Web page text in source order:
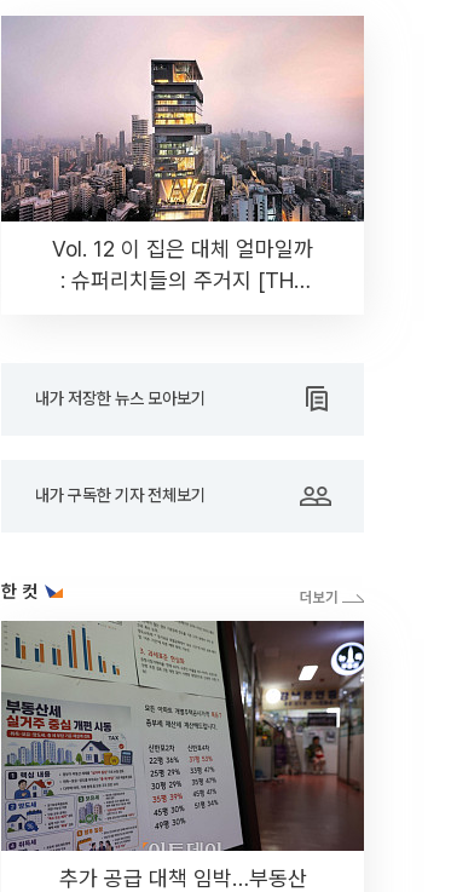
Vol. 12 이 집은 대체 얼마일까
: 슈퍼리치들의 주거지 [THE
내가 저장한 뉴스 모아보기
내가 구독한 기자 전체보기
한 컷
추가 공급 대책 임박…부동산